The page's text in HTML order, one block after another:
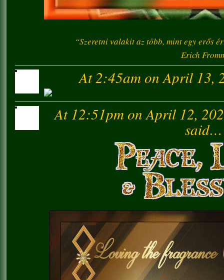
“Szeretni valakit az több, mint egy erős
Erich
At 2:45am on April 13,
At 12:51pm on April 12,
said…